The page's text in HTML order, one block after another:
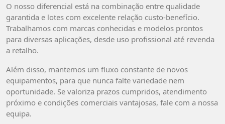
O nosso diferencial está na combinação entre qualidade
garantida e lotes com excelente relação custo-benefício.
Trabalhamos com marcas conhecidas e modelos prontos
para diversas aplicações, desde uso profissional até revenda
a retalho.
Além disso, mantemos um fluxo constante de novos
equipamentos, para que nunca falte variedade nem
oportunidade. Se valoriza prazos cumpridos, atendimento
próximo e condições comerciais vantajosas, fale com a nossa
equipa.